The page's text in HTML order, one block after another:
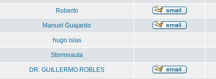
Roberto
Manuel Guajardo
hugo islas
Stormnauta
DR. GUILLERMO ROBLES